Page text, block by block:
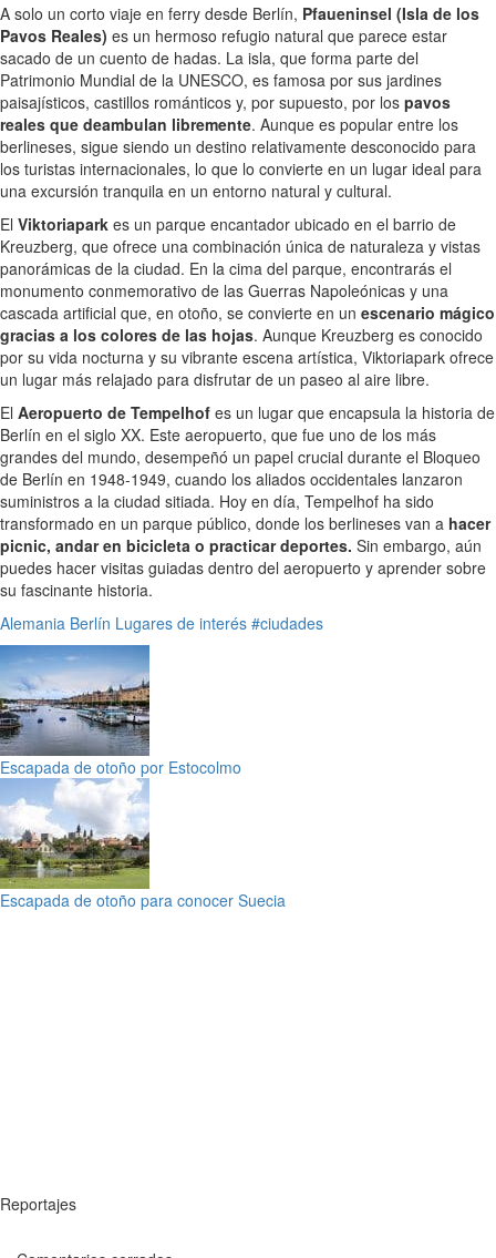
A solo un corto viaje en ferry desde Berlín, Pfaueninsel (Isla de los
Pavos Reales) es un hermoso refugio natural que parece estar
sacado de un cuento de hadas. La isla, que forma parte del
Patrimonio Mundial de la UNESCO, es famosa por sus jardines
paisajísticos, castillos románticos y, por supuesto, por los pavos
reales que deambulan libremente. Aunque es popular entre los
berlineses, sigue siendo un destino relativamente desconocido para
los turistas internacionales, lo que lo convierte en un lugar ideal para
una excursión tranquila en un entorno natural y cultural.
El Viktoriapark es un parque encantador ubicado en el barrio de
Kreuzberg, que ofrece una combinación única de naturaleza y vistas
panorámicas de la ciudad. En la cima del parque, encontrarás el
monumento conmemorativo de las Guerras Napoleónicas y una
cascada artificial que, en otoño, se convierte en un escenario mágico
gracias a los colores de las hojas. Aunque Kreuzberg es conocido
por su vida nocturna y su vibrante escena artística, Viktoriapark ofrece
un lugar más relajado para disfrutar de un paseo al aire libre.
El Aeropuerto de Tempelhof es un lugar que encapsula la historia de
Berlín en el siglo XX. Este aeropuerto, que fue uno de los más
grandes del mundo, desempeñó un papel crucial durante el Bloqueo
de Berlín en 1948-1949, cuando los aliados occidentales lanzaron
suministros a la ciudad sitiada. Hoy en día, Tempelhof ha sido
transformado en un parque público, donde los berlineses van a hacer
picnic, andar en bicicleta o practicar deportes. Sin embargo, aún
puedes hacer visitas guiadas dentro del aeropuerto y aprender sobre
su fascinante historia.
Alemania Berlín Lugares de interés #ciudades
Escapada de otoño por Estocolmo
Escapada de otoño para conocer Suecia
Reportajes